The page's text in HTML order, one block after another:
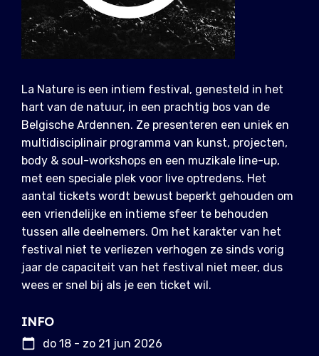
La Nature is een intiem festival, genesteld in het
hart van de natuur, in een prachtig bos van de
Belgische Ardennen. Ze presenteren een uniek en
multidisciplinair programma van kunst, projecten,
body & soul-workshops en een muzikale line-up,
met een speciale plek voor live optredens. Het
aantal tickets wordt bewust beperkt gehouden om
een vriendelijke en intieme sfeer te behouden
tussen alle deelnemers. Om het karakter van het
festival niet te verliezen verhogen ze sinds vorig
jaar de capaciteit van het festival niet meer, dus
wees er snel bij als je een ticket wil.
INFO
do 18 - zo 21 jun 2026